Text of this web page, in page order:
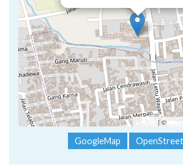
Leaflet | ©
GoogleMap